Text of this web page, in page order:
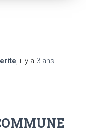
, il y a 3 ans